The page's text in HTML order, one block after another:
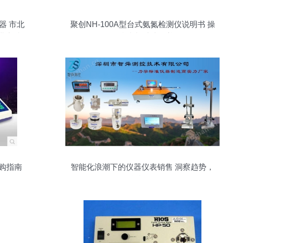
市北
聚创NH-100A型台式氨氮检测仪说明书 操
指南
智能化浪潮下的仪器仪表销售 洞察趋势，